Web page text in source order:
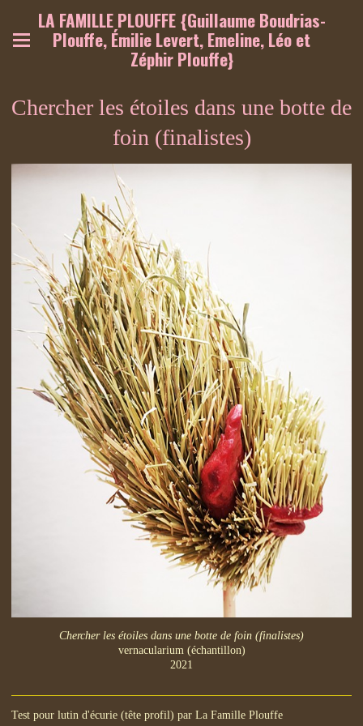
LA FAMILLE PLOUFFE {Guillaume Boudrias-
Plouffe, Émilie Levert, Emeline, Léo et
Zéphir Plouffe}
Chercher les étoiles dans une botte de
foin (finalistes)
Chercher les étoiles dans une botte de foin (finalistes)
vernacularium (échantillon)
2021
Test pour lutin d'écurie (tête profil) par La Famille Plouffe